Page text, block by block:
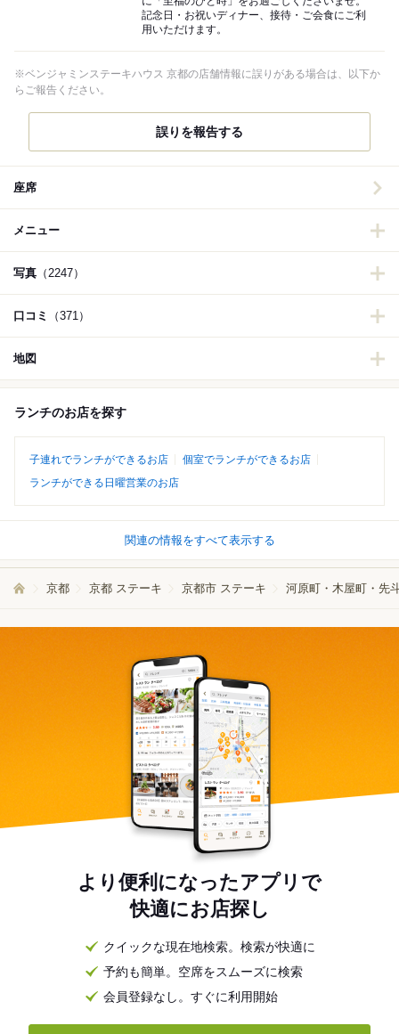
記念日・お祝いディナー、接待・ご会食にご利
用いただけます。
※ベンジャミンステーキハウス 京都の店舗情報に誤りがある場合は、以下か
らご報告ください。
誤りを報告する
座席
メニュー
写真 （2247）
口コミ （371）
地図
ランチのお店を探す
子連れでランチができるお店
個室でランチができるお店
ランチができる日曜営業のお店
関連の情報をすべて表示する
京都 京都 ステーキ 京都市 ステーキ 河原町・木屋町・先
より便利になったアプリで
快適にお店探し
クイックな現在地検索。検索が快適に
予約も簡単。空席をスムーズに検索
会員登録なし。すぐに利用開始